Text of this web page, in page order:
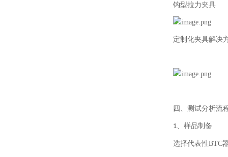
钩型拉力夹具
定制化夹具解决
四、测试分析流
1、 样品制备
选择代表性BTC